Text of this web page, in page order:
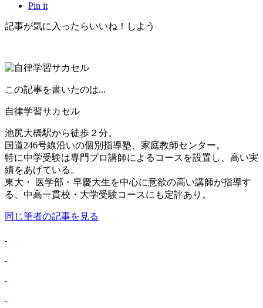
Pin it
記事が気に入ったらいいね！しよう
この記事を書いたのは...
自律学習サカセル
池尻大橋駅から徒歩２分。
国道246号線沿いの個別指導塾、家庭教師センター。
特に中学受験は専門プロ講師によるコースを設置し、高い実
績をあげている。
東大・ 医学部・早慶大生を中心に意欲の高い講師が指導す
る、中高一貫校・大学受験コースにも定評あり。
同じ筆者の記事を見る